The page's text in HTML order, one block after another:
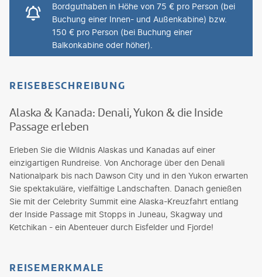
Bordguthaben in Höhe von 75 € pro Person (bei
Buchung einer Innen- und Außenkabine) bzw.
150 € pro Person (bei Buchung einer
Balkonkabine oder höher).
REISEBESCHREIBUNG
Alaska & Kanada: Denali, Yukon & die Inside
Passage erleben
Erleben Sie die Wildnis Alaskas und Kanadas auf einer
einzigartigen Rundreise. Von Anchorage über den Denali
Nationalpark bis nach Dawson City und in den Yukon erwarten
Sie spektakuläre, vielfältige Landschaften. Danach genießen
Sie mit der Celebrity Summit eine Alaska-Kreuzfahrt entlang
der Inside Passage mit Stopps in Juneau, Skagway und
Ketchikan - ein Abenteuer durch Eisfelder und Fjorde!
REISEMERKMALE